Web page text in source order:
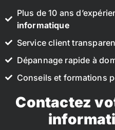
Plus de 10 ans
informatique
Service client
Dépannage rapide à
Conseils et formations
Contactez